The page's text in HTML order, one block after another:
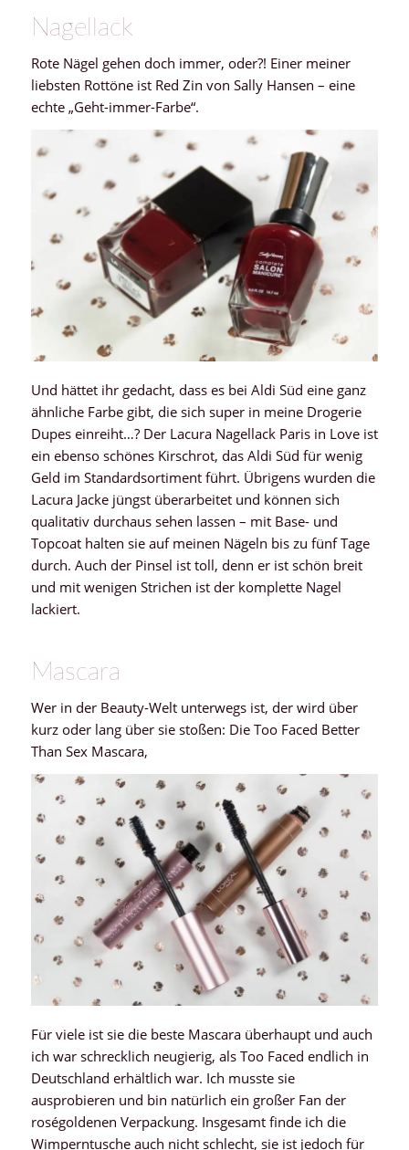
Nagellack
Rote Nägel gehen doch immer, oder?! Einer meiner
liebsten Rottöne ist Red Zin von Sally Hansen – eine
echte „Geht-immer-Farbe“.
Und hättet ihr gedacht, dass es bei Aldi Süd eine ganz
ähnliche Farbe gibt, die sich super in meine Drogerie
Dupes einreiht…? Der Lacura Nagellack Paris in Love ist
ein ebenso schönes Kirschrot, das Aldi Süd für wenig
Geld im Standardsortiment führt. Übrigens wurden die
Lacura Jacke jüngst überarbeitet und können sich
qualitativ durchaus sehen lassen – mit Base- und
Topcoat halten sie auf meinen Nägeln bis zu fünf Tage
durch. Auch der Pinsel ist toll, denn er ist schön breit
und mit wenigen Strichen ist der komplette Nagel
lackiert.
Mascara
Wer in der Beauty-Welt unterwegs ist, der wird über
kurz oder lang über sie stoßen: Die Too Faced Better
Than Sex Mascara,
Für viele ist sie die beste Mascara überhaupt und auch
ich war schrecklich neugierig, als Too Faced endlich in
Deutschland erhältlich war. Ich musste sie
ausprobieren und bin natürlich ein großer Fan der
roségoldenen Verpackung. Insgesamt finde ich die
Wimperntusche auch nicht schlecht, sie ist jedoch für